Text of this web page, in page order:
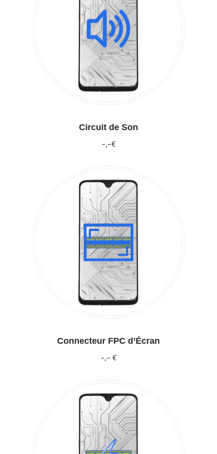
Circuit de Son
–,–€
Connecteur FPC d’Écran
–,– €